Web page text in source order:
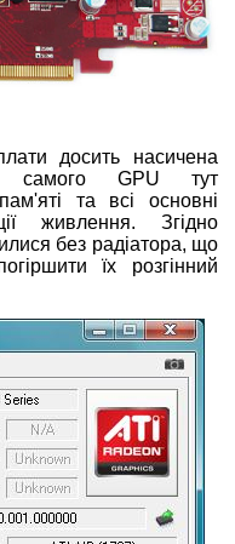
досить насичена
самого GPU тут
та всі основні
живлення. Згідно
без радіатора, що
їх розгінний